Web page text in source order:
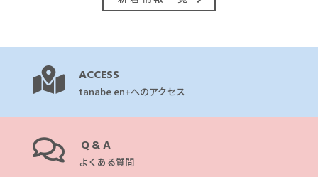
ACCESS
tanabe en+へのアクセス
Q&A
よくある質問